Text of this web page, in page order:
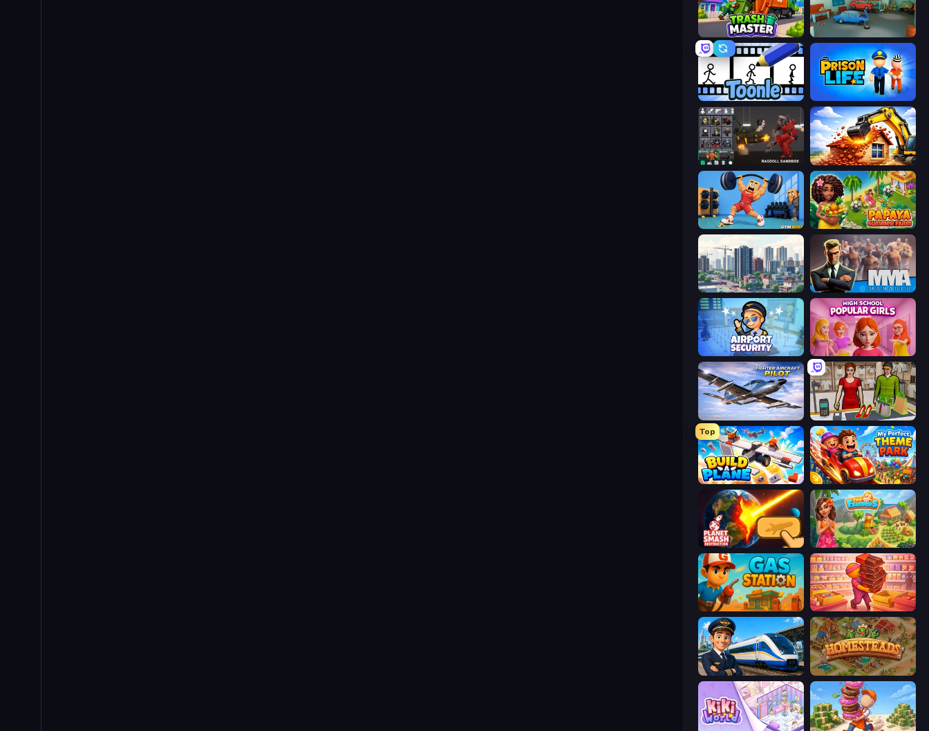
Trash Master
Toonle Prison Life
Last Play: Ragdoll Sandbox City Constructor
Gym Boss Papaya Summer Farm
SuperCity 3D MMA Manager 2
Airport Security
Fighter Aircraft Pilot Shop Master 3D
Top
Build A Plane My Perfect Theme Park
Planet Smash Destruction The Farmers
Gas Station Candy Packing Store
Idle Train Empire Tycoon Homesteads: Dream Farm